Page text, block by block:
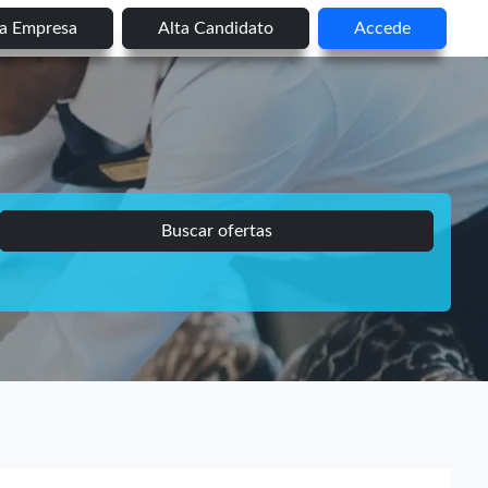
Empresa Alta Candidato Accede
Buscar ofertas